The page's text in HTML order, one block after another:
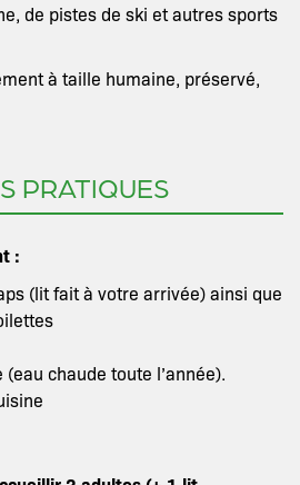
de pistes de ski et autres sports
à taille humaine, préservé,
PRATIQUES
:
(lit fait à votre arrivée) ainsi que
(eau chaude toute l’année).